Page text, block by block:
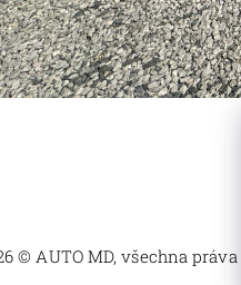
© AUTO MD, všechna